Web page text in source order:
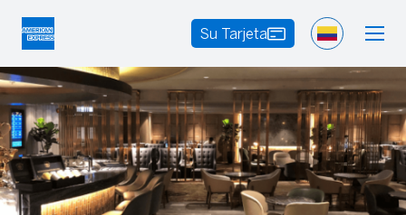
Su Tarjeta